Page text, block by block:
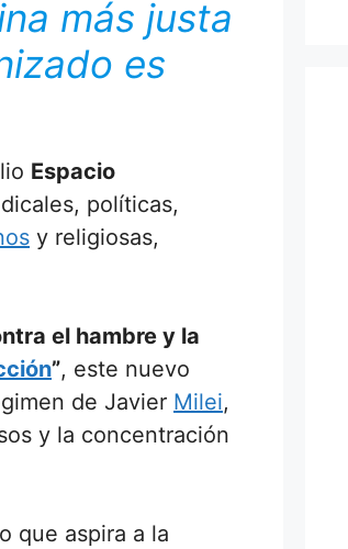
más justa
es
Espacio
políticas,
y religiosas,
el hambre y la
”, este nuevo
de Javier Milei,
y la concentración
que aspira a la